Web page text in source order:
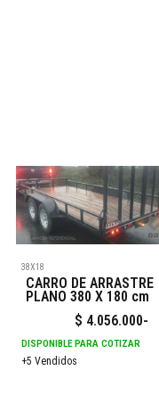
38X18
CARRO DE ARRASTRE
PLANO 380 X 180 cm
$ 4.056.000-
DISPONIBLE PARA COTIZAR
+5 Vendidos